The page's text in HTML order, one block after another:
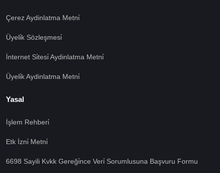
Çerez Aydinlatma Metni̇
Üyeli̇k Sözleşmesi̇
İnternet Si̇tesi̇ Aydinlatma Metni̇
Üyeli̇k Aydinlatma Metni̇
Yasal
İşlem Rehberi̇
Etk İzni̇ Metni̇
6698 Sayili Kvkk Gereği̇nce Veri̇ Sorumlusuna Başvuru Formu
🍪 Çerez Kullanıyoruz!
Sizlere daha iyi hizmet vermek amacı ile gizliliğe uygun
şekilde çerezler kullanmaktayız. Çerezleri nasıl